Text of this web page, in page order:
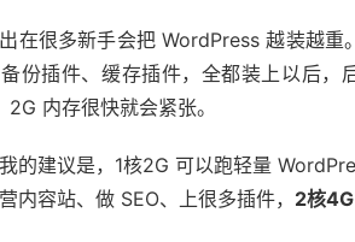
在很多新手会把 WordPress 越装越
份插件、缓存插件，全都装上以后
内存很快就会紧张。
的建议是，1核2G 可以跑轻量
内容站、做 SEO、上很多插件， 2核